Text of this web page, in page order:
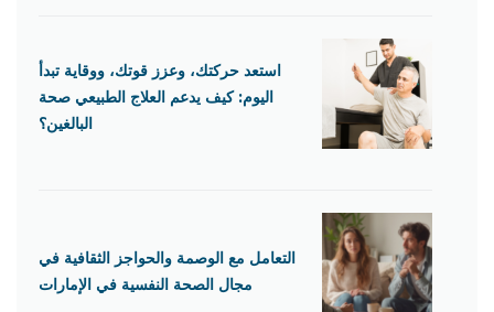
استعد حركتك، وعزز قوتك، ووقاية تبدأ
اليوم: كيف يدعم العلاج الطبيعي صحة
البالغين؟
التعامل مع الوصمة والحواجز الثقافية في
مجال الصحة النفسية في الإمارات